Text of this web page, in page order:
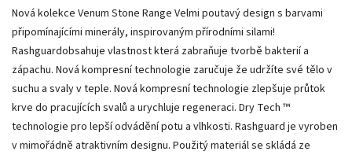
Nová kolekce Venum Stone Range Velmi poutavý design s barvami
připomínajícími minerály, inspirovaným přírodními silami!
Rashguardobsahuje vlastnost která zabraňuje tvorbě bakterií a
zápachu. Nová kompresní technologie zaručuje že udržíte své tělo v
suchu a svaly v teple. Nová kompresní technologie zlepšuje průtok
krve do pracujících svalů a urychluje regeneraci. Dry Tech ™
technologie pro lepší odvádění potu a vlhkosti. Rashguard je vyroben
v mimořádně atraktivním designu. Použitý materiál se skládá ze